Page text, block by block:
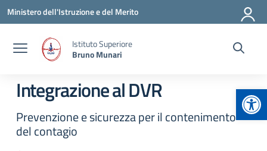
Vai ai contenuti
Vai al menu di navigazione
Vai al footer
Ministero dell'Istruzione e del Merito
Istituto Superiore
Bruno Munari
Integrazione al DVR
Prevenzione e sicurezza per il contenimento
del contagio